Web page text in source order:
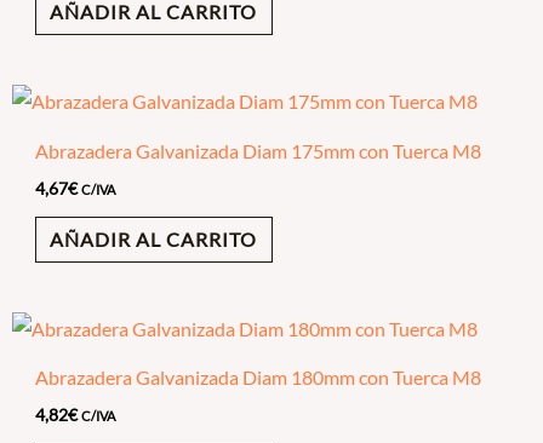
AÑADIR AL CARRITO
Abrazadera Galvanizada Diam 175mm con Tuerca M8
4,67€ C/IVA
AÑADIR AL CARRITO
Abrazadera Galvanizada Diam 180mm con Tuerca M8
4,82€ C/IVA